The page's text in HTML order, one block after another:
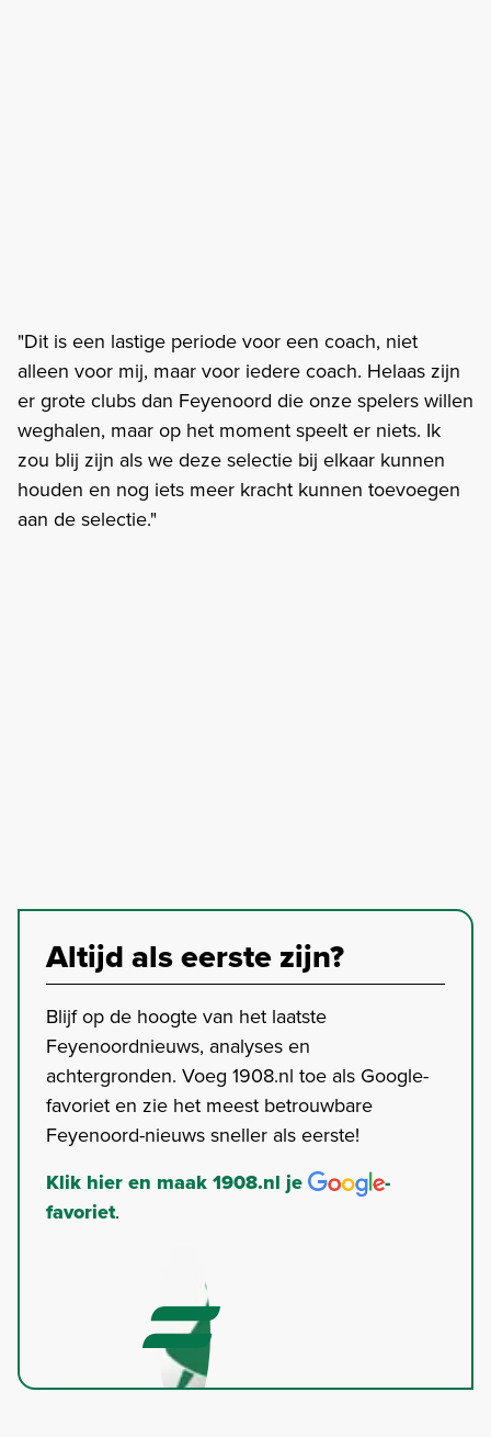
"Dit is een lastige periode voor een coach, niet
alleen voor mij, maar voor iedere coach. Helaas zijn
er grote clubs dan Feyenoord die onze spelers willen
weghalen, maar op het moment speelt er niets. Ik
zou blij zijn als we deze selectie bij elkaar kunnen
houden en nog iets meer kracht kunnen toevoegen
aan de selectie."
Altijd als eerste zijn?
Blijf op de hoogte van het laatste
Feyenoordnieuws, analyses en
achtergronden. Voeg 1908.nl toe als Google-
favoriet en zie het meest betrouwbare
Feyenoord-nieuws sneller als eerste!
Klik hier en maak 1908.nl je
-
favoriet.